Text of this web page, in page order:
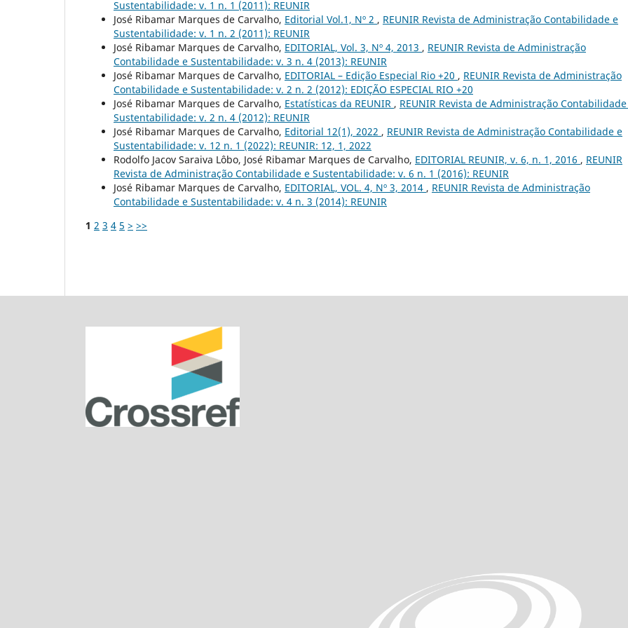
Sustentabilidade: v. 1 n. 1 (2011): REUNIR
José Ribamar Marques de Carvalho, Editorial Vol.1, Nº 2 , REUNIR Revista de Administração Contabilidade e
Sustentabilidade: v. 1 n. 2 (2011): REUNIR
José Ribamar Marques de Carvalho, EDITORIAL, Vol. 3, Nº 4, 2013 , REUNIR Revista de Administração
Contabilidade e Sustentabilidade: v. 3 n. 4 (2013): REUNIR
José Ribamar Marques de Carvalho, EDITORIAL – Edição Especial Rio +20 , REUNIR Revista de Administração
Contabilidade e Sustentabilidade: v. 2 n. 2 (2012): EDIÇÃO ESPECIAL RIO +20
José Ribamar Marques de Carvalho, Estatísticas da REUNIR , REUNIR Revista de Administração
Sustentabilidade: v. 2 n. 4 (2012): REUNIR
José Ribamar Marques de Carvalho, Editorial 12(1), 2022 , REUNIR Revista de Administração Contabilidade e
Sustentabilidade: v. 12 n. 1 (2022): REUNIR: 12, 1, 2022
Rodolfo Jacov Saraiva Lôbo, José Ribamar Marques de Carvalho, EDITORIAL REUNIR, v. 6, n. 1, 2016 , REUNIR
Revista de Administração Contabilidade e Sustentabilidade: v. 6 n. 1 (2016): REUNIR
José Ribamar Marques de Carvalho, EDITORIAL, VOL. 4, Nº 3, 2014 , REUNIR Revista de Administração
Contabilidade e Sustentabilidade: v. 4 n. 3 (2014): REUNIR
1 2 3 4 5 > >>